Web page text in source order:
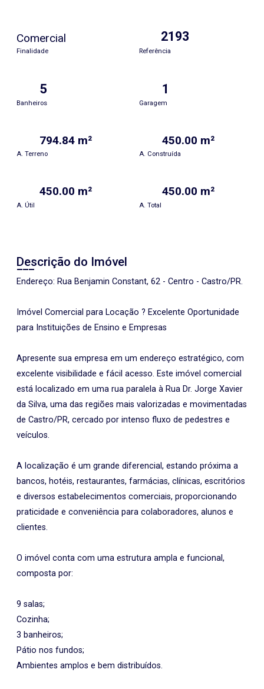
Comercial
Finalidade
2193
Referência
5
Banheiros
1
Garagem
794.84 m²
A. Terreno
450.00 m²
A. Construída
450.00 m²
A. Útil
450.00 m²
A. Total
Descrição do Imóvel
Endereço: Rua Benjamin Constant, 62 - Centro - Castro/PR.
Imóvel Comercial para Locação ? Excelente Oportunidade
para Instituições de Ensino e Empresas
Apresente sua empresa em um endereço estratégico, com
excelente visibilidade e fácil acesso. Este imóvel comercial
está localizado em uma rua paralela à Rua Dr. Jorge Xavier
da Silva, uma das regiões mais valorizadas e movimentadas
de Castro/PR, cercado por intenso fluxo de pedestres e
veículos.
A localização é um grande diferencial, estando próxima a
bancos, hotéis, restaurantes, farmácias, clínicas, escritórios
e diversos estabelecimentos comerciais, proporcionando
praticidade e conveniência para colaboradores, alunos e
clientes.
O imóvel conta com uma estrutura ampla e funcional,
composta por:
9 salas;
Cozinha;
3 banheiros;
Pátio nos fundos;
Ambientes amplos e bem distribuídos.